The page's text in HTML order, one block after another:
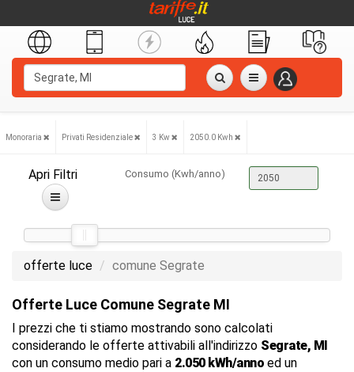
Monoraria Privati Residenziale 3 Kw 2050.0 Kwh
Apri Filtri Consumo (Kwh/anno)
offerte luce comune Segrate
Offerte Luce Comune Segrate MI
I prezzi che ti stiamo mostrando sono calcolati
considerando le offerte attivabili all'indirizzo Segrate, MI
con un consumo medio pari a 2.050 kWh/anno ed un